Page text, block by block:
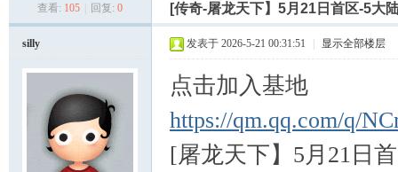
› › ›
查看: 105 回复: 0 [传奇-屠龙天下】5月21日首区-5大
silly 发表于 2026-5-21 00:31:51 显示全部楼层
点击加入基地
https://qm.qq.com/q/
[屠龙天下】5月21日